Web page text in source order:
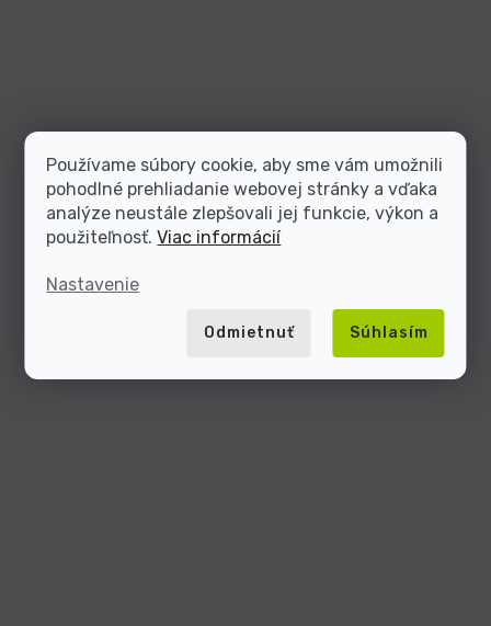
Používame súbory cookie, aby sme vám umožnili
pohodlné prehliadanie webovej stránky a vďaka
analýze neustále zlepšovali jej funkcie, výkon a
použiteľnosť.Viac informácií
Nastavenie
Odmietnuť Súhlasím